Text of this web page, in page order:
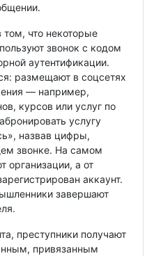
том, что некоторые
звонок с кодом
аутентификации.
размещают в соцсетях
— например,
курсов или услуг по
услугу
назвав цифры,
звонке. На самом
организации, а от
аккаунт.
завершают
преступники получают
привязанным